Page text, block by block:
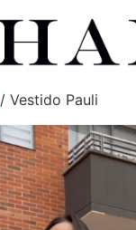
/ Vestido Pauli